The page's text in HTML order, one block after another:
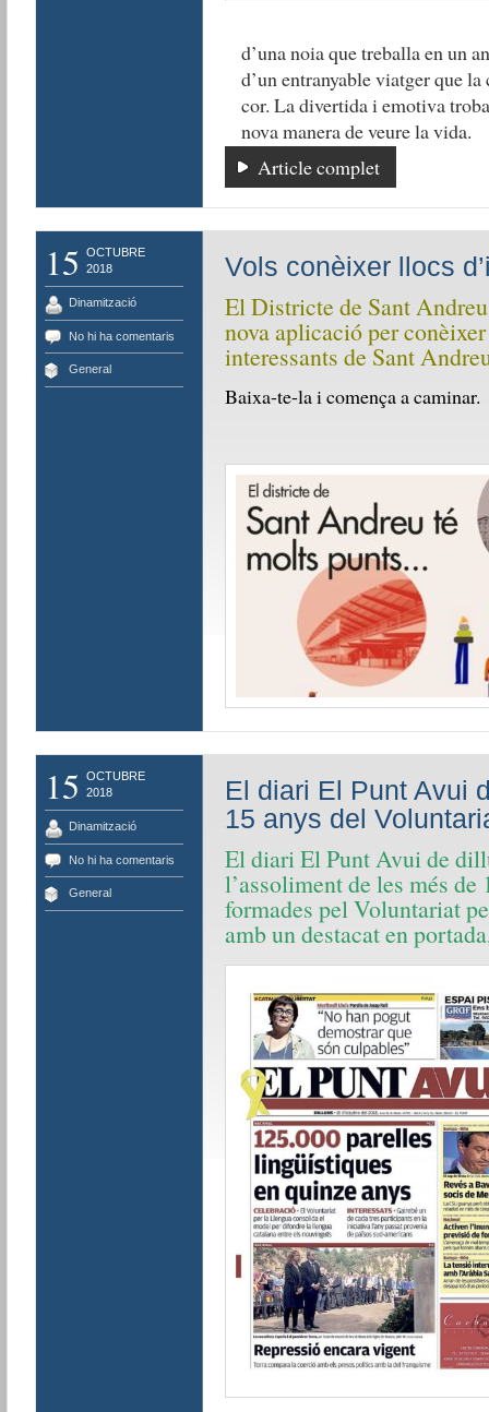
d’una noia que treballa en un
d’un entranyable viatger que
cor. La divertida i emotiva
nova manera de veure la vida.
Article complet
15
OCTUBRE
2018
Dinamització
No hi ha comentaris
General
Vols conèixer llocs
El Districte de Sant
nova aplicació per
interessants de Sant
Baixa-te-la i comença a caminar.
15
OCTUBRE
2018
Dinamització
No hi ha comentaris
General
El diari El Punt Avui
15 anys del
El diari El Punt Avui de
l’assoliment de les més
formades pel Voluntariat
amb un destacat en